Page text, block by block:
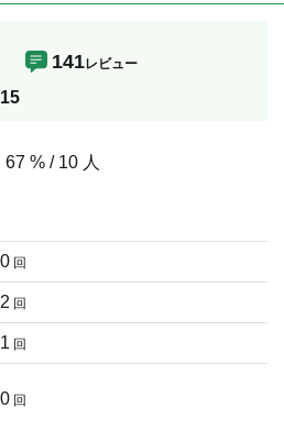
141レビュー
15
67 % / 10 人
0 回
2 回
1 回
0 回